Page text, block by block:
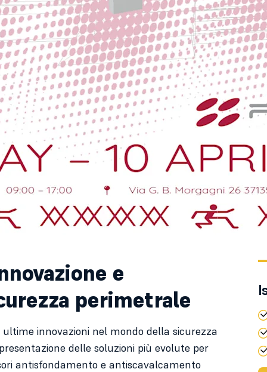
e
perimetrale
ultime innovazioni nel mondo della sicurezza
delle soluzioni più evolute per
antisfondamento e antiscavalcamento